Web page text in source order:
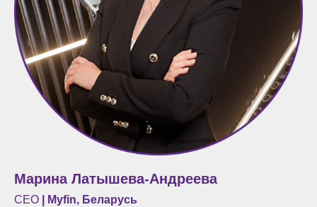
Марина Латышева-Андреева
CEO | Myfin, Беларусь